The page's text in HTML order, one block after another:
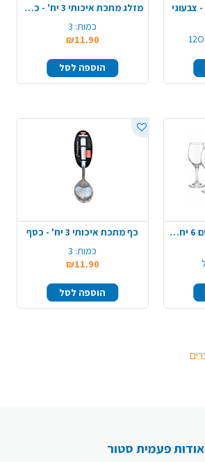
מזלג מתכת איכותי 3 יח' - כסף
כמות: 3
₪11.90
הוספה לסל
מארז גביעי יין מהודרים 6 יח' - זכוכית
כף מתכת איכותי 3 יח' - כסף
כמות: 3
₪11.90
הוספה לסל
אודות פעמית סטור